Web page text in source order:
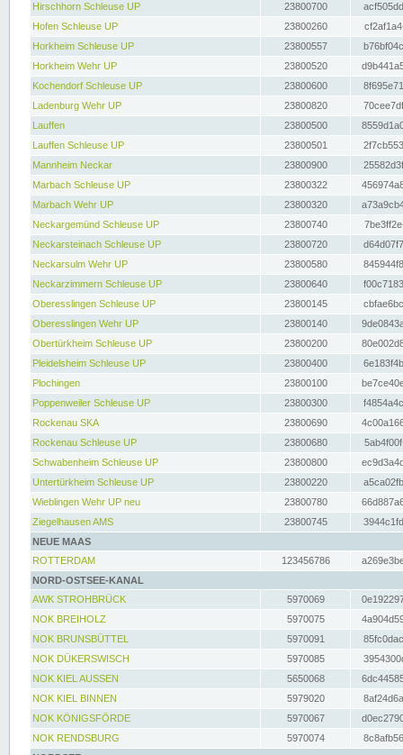
Hirschhorn Schleuse UP
23800700
Hofen Schleuse UP
23800260
Horkheim Schleuse UP
23800557
Horkheim Wehr UP
23800520
Kochendorf Schleuse UP
23800600
Ladenburg Wehr UP
23800820
Lauffen
23800500
Lauffen Schleuse UP
23800501
Mannheim Neckar
23800900
Marbach Schleuse UP
23800322
Marbach Wehr UP
23800320
Neckargemünd Schleuse UP
23800740
Neckarsteinach Schleuse UP
23800720
Neckarsulm Wehr UP
23800580
Neckarzimmern Schleuse UP
23800640
Oberesslingen Schleuse UP
23800145
Oberesslingen Wehr UP
23800140
Obertürkheim Schleuse UP
23800200
Pleidelsheim Schleuse UP
23800400
Plochingen
23800100
Poppenweiler Schleuse UP
23800300
Rockenau SKA
23800690
Rockenau Schleuse UP
23800680
Schwabenheim Schleuse UP
23800800
Untertürkheim Schleuse UP
23800220
Wieblingen Wehr UP neu
23800780
Ziegelhausen AMS
23800745
NEUE MAAS
ROTTERDAM
123456786
NORD-OSTSEE-KANAL
AWK STROHBRÜCK
5970069
NOK BREIHOLZ
5970075
NOK BRUNSBÜTTEL
5970091
NOK DÜKERSWISCH
5970085
NOK KIEL AUSSEN
5650068
NOK KIEL BINNEN
5979020
NOK KÖNIGSFÖRDE
5970067
NOK RENDSBURG
5970074